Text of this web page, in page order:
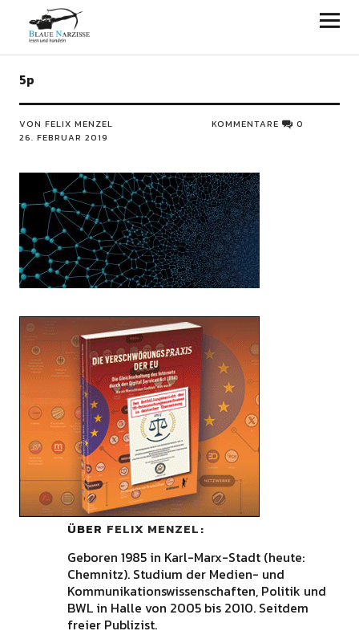
Blaue Narzisse
5p
VON FELIX MENZEL
26. FEBRUAR 2019
KOMMENTARE 0
ÜBER FELIX MENZEL
Geboren 1985 in Karl-Marx-Stadt (heute:
Chemnitz). Studium der Medien- und
Kommunikationswissenschaften, Politik und
BWL in Halle von 2005 bis 2010. Seitdem
freier Publizist.